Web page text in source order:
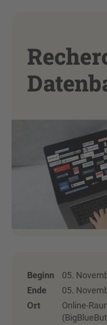
Beginn
05.
Ende
05.
Ort
Online-